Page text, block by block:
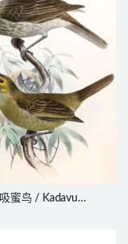
蜜鸟 / Kadavu